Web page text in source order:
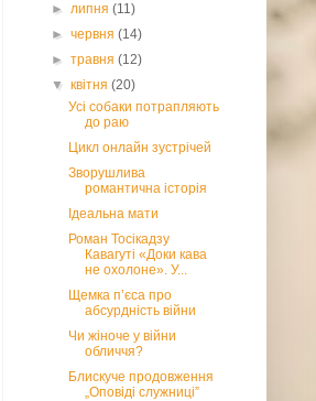
►липня(11)
►червня(14)
►травня(12)
▼квітня(20)
Усі собаки потрапляють
до раю
Цикл онлайн зустрічей
Зворушлива
романтична історія
Ідеальна мати
Роман Тосікадзу
Кавагуті «Доки кава
не охолоне». У...
Щемка п’єса про
абсурдність війни
Чи жіноче у війни
обличчя?
Блискуче продовження
„Оповіді служниці”